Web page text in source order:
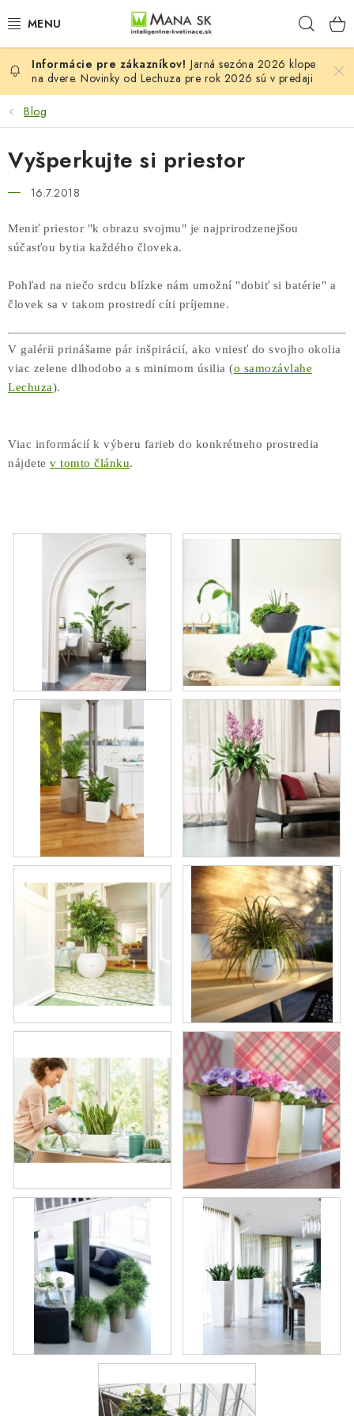
na
VŠETKY MODELY LECHUZA
NOVINKY LECHUZA
STOLOVÉ KVETINÁČE LECHUZA
PREMIUM
COLOR
COTTAGE
Reklamačný poriadok
Odstúpenie od zmluvy
Jarná sezóna 2026 klope
na dvere. Novinky od Lechuza pre rok 2026 sú v predaji
Blog
Vyšperkujte si priestor
16.7.2018
Meniť priestor "k obrazu svojmu" je najprirodzenejšou
súčasťou bytia každého človeka.
Pohľad na niečo srdcu blízke nám umožní "dobiť si batérie" a
človek sa v takom prostredí cíti príjemne.
V galérii prinášame pár inšpirácií, ako vniesť do svojho okolia
viac zelene dlhodobo a s minimom úsilia (o samozávlahe
Lechuza).
Viac informácií k výberu farieb do konkrétneho prostredia
nájdete v tomto článku.